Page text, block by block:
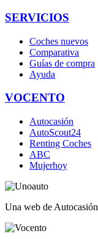
SERVICIOS
Coches nuevos
Comparativa
Guías de compra
Ayuda
VOCENTO
Autocasión
AutoScout24
Renting Coches
ABC
Mujerhoy
Una web de Autocasión